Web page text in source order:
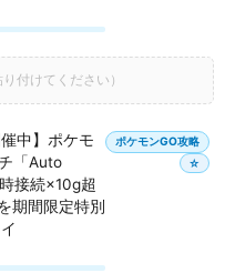
付けてください）
中】ポケモ
「Auto
接続×10g超
期間限定特別
ポケモンGO攻略
☆